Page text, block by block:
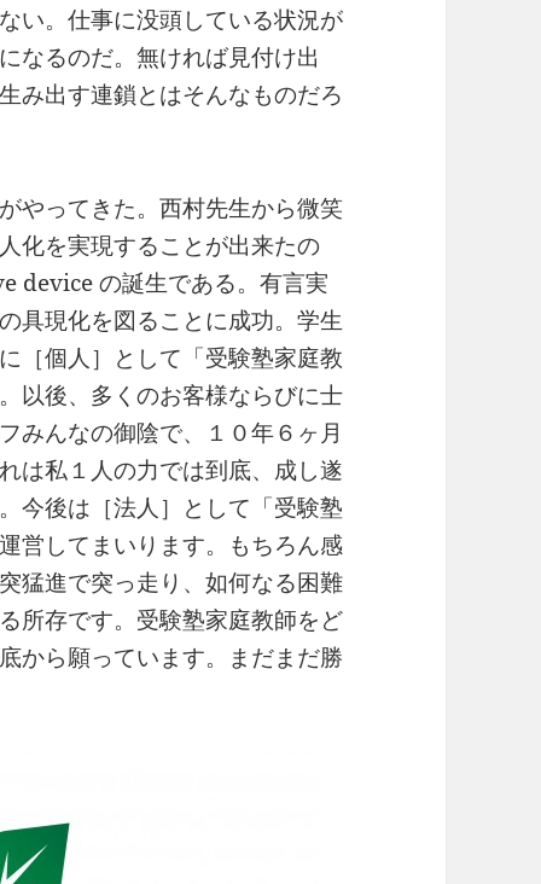
い。仕事に没頭している状況が
なるのだ。無ければ見付け出
み出す連鎖とはそんなものだろ
やってきた。西村先生から微笑
化を実現することが出来たの
device の誕生である。有言実
具現化を図ることに成功。学生
［個人］として「受験塾家庭教
以後、多くのお客様ならびに士
みんなの御陰で、１０年６ヶ月
は私１人の力では到底、成し遂
今後は［法人］として「受験塾
営してまいります。もちろん感
猛進で突っ走り、如何なる困難
所存です。受験塾家庭教師をど
から願っています。まだまだ勝